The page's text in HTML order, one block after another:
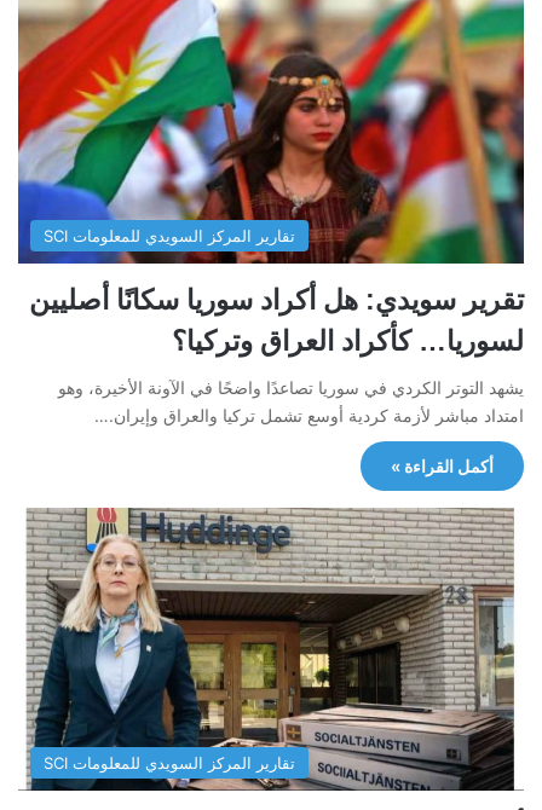
تقارير المركز السويدي للمعلومات SCI
تقرير سويدي: هل أكراد سوريا سكانًا أصليين
لسوريا… كأكراد العراق وتركيا؟
يشهد التوتر الكردي في سوريا تصاعدًا واضحًا في الآونة الأخيرة، وهو
امتداد مباشر لأزمة كردية أوسع تشمل تركيا والعراق وإيران.…
أكمل القراءة »
تقارير المركز السويدي للمعلومات SCI